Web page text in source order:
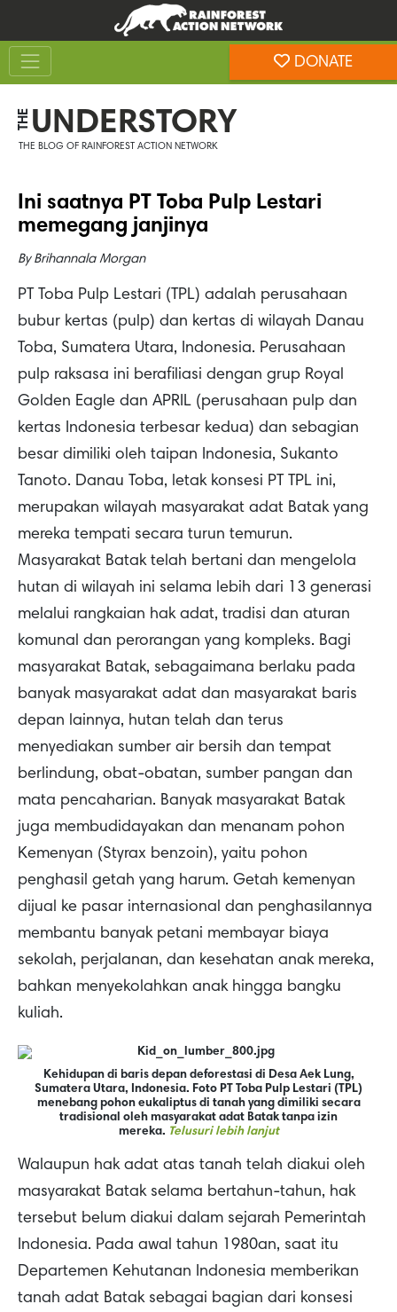
content
footer
DONATE
THE UNDERSTORY
THE BLOG OF RAINFOREST ACTION NETWORK
Ini saatnya PT Toba Pulp Lestari
memegang janjinya
By Brihannala Morgan
PT Toba Pulp Lestari (TPL) adalah perusahaan
bubur kertas (pulp) dan kertas di wilayah Danau
Toba, Sumatera Utara, Indonesia. Perusahaan
pulp raksasa ini berafiliasi dengan grup Royal
Golden Eagle dan APRIL (perusahaan pulp dan
kertas Indonesia terbesar kedua) dan sebagian
besar dimiliki oleh taipan Indonesia, Sukanto
Tanoto. Danau Toba, letak konsesi PT TPL ini,
merupakan wilayah masyarakat adat Batak yang
mereka tempati secara turun temurun.
Masyarakat Batak telah bertani dan mengelola
hutan di wilayah ini selama lebih dari 13 generasi
melalui rangkaian hak adat, tradisi dan aturan
komunal dan perorangan yang kompleks. Bagi
masyarakat Batak, sebagaimana berlaku pada
banyak masyarakat adat dan masyarakat baris
depan lainnya, hutan telah dan terus
menyediakan sumber air bersih dan tempat
berlindung, obat-obatan, sumber pangan dan
mata pencaharian. Banyak masyarakat Batak
juga membudidayakan dan menanam pohon
Kemenyan (Styrax benzoin), yaitu pohon
penghasil getah yang harum. Getah kemenyan
dijual ke pasar internasional dan penghasilannya
membantu banyak petani membayar biaya
sekolah, perjalanan, dan kesehatan anak mereka,
bahkan menyekolahkan anak hingga bangku
kuliah.
Kehidupan di baris depan deforestasi di Desa Aek Lung,
Sumatera Utara, Indonesia. Foto PT Toba Pulp Lestari (TPL)
menebang pohon eukaliptus di tanah yang dimiliki secara
tradisional oleh masyarakat adat Batak tanpa izin
mereka. Telusuri lebih lanjut
Walaupun hak adat atas tanah telah diakui oleh
masyarakat Batak selama bertahun-tahun, hak
tersebut belum diakui dalam sejarah Pemerintah
Indonesia. Pada awal tahun 1980an, saat itu
Departemen Kehutanan Indonesia memberikan
tanah adat Batak sebagai bagian dari konsesi